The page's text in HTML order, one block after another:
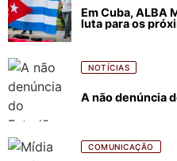
Em Cuba, ALBA
luta para os
NOTÍCIAS
A não denúncia
COMUNICAÇÃO